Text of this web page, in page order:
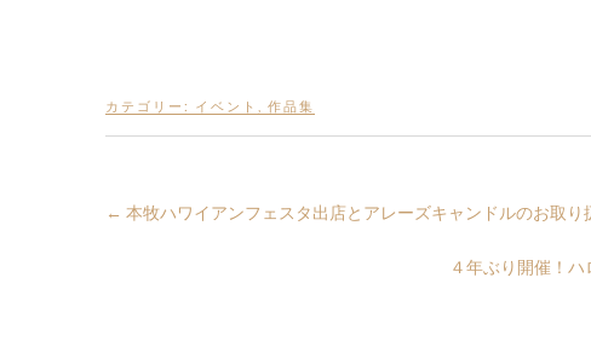
カテゴリー: イベント 作品集
← 本牧ハワイアンフェスタ出店とアレーズキャンドルのお取り
４年ぶり開催！